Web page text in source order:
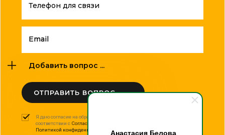
Анастасия Белова
Телефон для связи
Email
Добавить вопрос ...
ОТПРАВИТЬ ВОПРОС
Я даю согласие на обработку моих персональных данных в
соответствии с Согласием на обработку персональных данных
Политикой конфиденциальности